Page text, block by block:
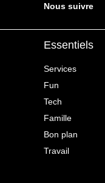
Nous suivre
Essentiels
Services
Fun
Tech
Famille
Bon plan
Travail